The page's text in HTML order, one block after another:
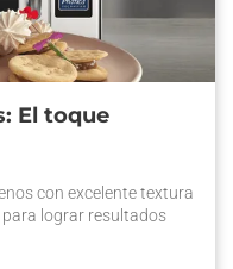
El toque
con excelente textura
para lograr resultados